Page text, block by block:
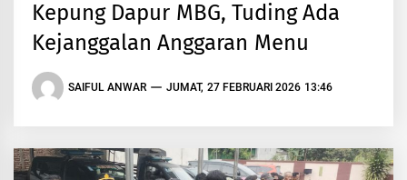
Kepung Dapur MBG, Tuding Ada
Kejanggalan Anggaran Menu
SAIFUL ANWAR JUMAT, 27 FEBRUARI 2026 13:46